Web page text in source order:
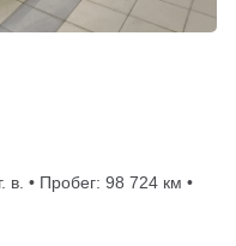
в. • Пробег: 98 724 км •